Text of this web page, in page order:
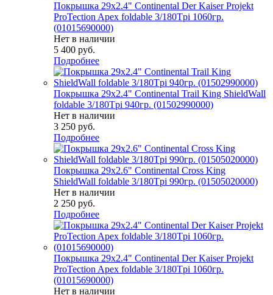
Покрышка 29x2.4" Continental Der Kaiser Projekt
ProTection Apex foldable 3/180Tpi 1060гр.
(01015690000)
Нет в наличии
5 400 руб.
Подробнее
Покрышка 29x2.4" Continental Trail King ShieldWall
foldable 3/180Tpi 940гр. (01502990000)
Нет в наличии
3 250 руб.
Подробнее
Покрышка 29x2.6" Continental Cross King
ShieldWall foldable 3/180Tpi 990гр. (01505020000)
Нет в наличии
2 250 руб.
Подробнее
Покрышка 29x2.4" Continental Der Kaiser Projekt
ProTection Apex foldable 3/180Tpi 1060гр.
(01015690000)
Нет в наличии